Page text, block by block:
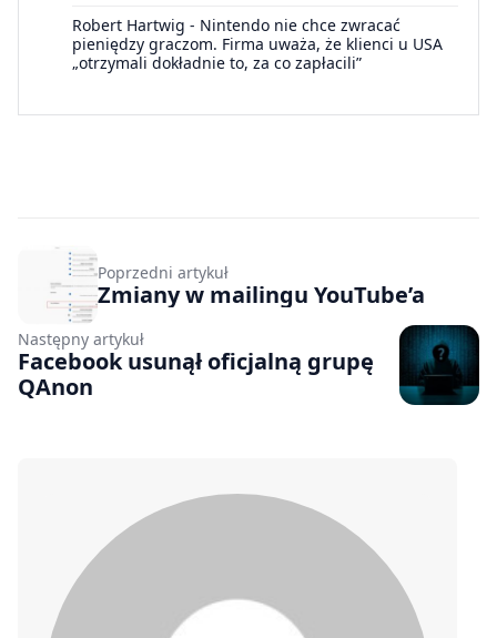
Robert Hartwig - Nintendo nie chce zwracać
pieniędzy graczom. Firma uważa, że klienci u USA
„otrzymali dokładnie to, za co zapłacili”
Poprzedni artykuł
Zmiany w mailingu YouTube’a
Następny artykuł
Facebook usunął oficjalną grupę
QAnon